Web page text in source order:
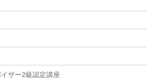
ザー2級認定講座